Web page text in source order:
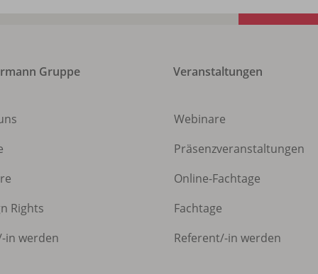
Gruppe
Rights
-in werden
Veranstaltungen
Webinare
Präsenzveranstaltungen
Online-Fachtage
Fachtage
Referent/-in werden